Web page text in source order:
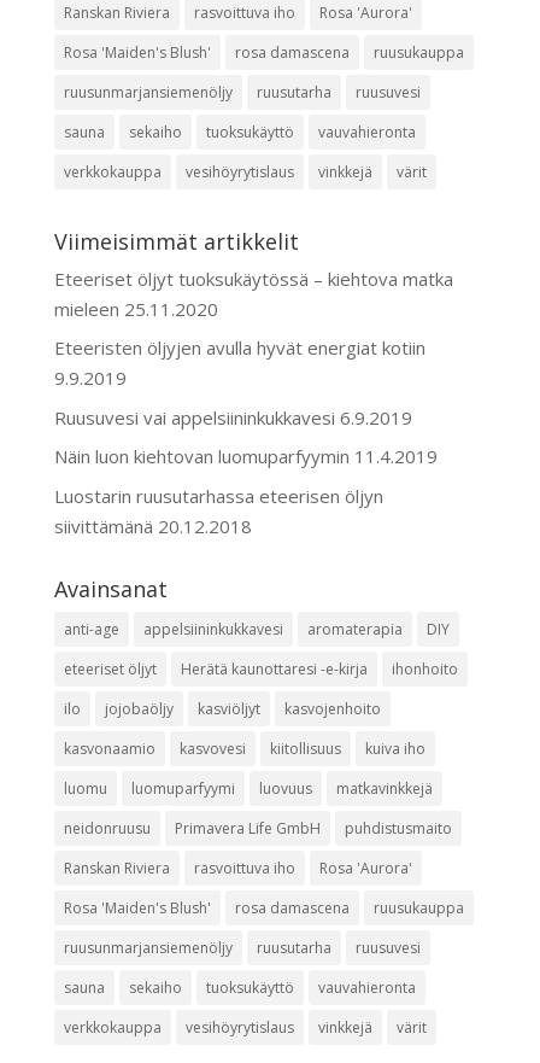
Ranskan Riviera
rasvoittuva iho
Rosa 'Aurora'
Rosa 'Maiden's Blush'
rosa damascena
ruusukauppa
ruusunmarjansiemenöljy
ruusutarha
ruusuvesi
sauna
sekaiho tuoksukäyttö
vauvahieronta
verkkokauppa
vesihöyrytislaus vinkkejä värit
Viimeisimmät artikkelit
Eteeriset öljyt tuoksukäytössä – kiehtova matka
mieleen 25.11.2020
Eteeristen öljyjen avulla hyvät energiat kotiin
9.9.2019
Ruusuvesi vai appelsiininkukkavesi 6.9.2019
Näin luon kiehtovan luomuparfyymin 11.4.2019
Luostarin ruusutarhassa eteerisen öljyn
siivittämänä 20.12.2018
Avainsanat
anti-age appelsiininkukkavesi aromaterapia
DIY
eteeriset öljyt
Herätä kaunottaresi -e-kirja
ihonhoito
ilo
jojobaöljy kasviöljyt
kasvojenhoito
kasvonaamio
kasvovesi kiitollisuus
kuiva iho
luomu
luomuparfyymi luovuus
matkavinkkejä
neidonruusu
Primavera Life GmbH
puhdistusmaito
Ranskan Riviera
rasvoittuva iho
Rosa 'Aurora'
Rosa 'Maiden's Blush'
rosa damascena
ruusukauppa
ruusunmarjansiemenöljy
ruusutarha
ruusuvesi
sauna
sekaiho tuoksukäyttö
vauvahieronta
verkkokauppa
vesihöyrytislaus vinkkejä värit